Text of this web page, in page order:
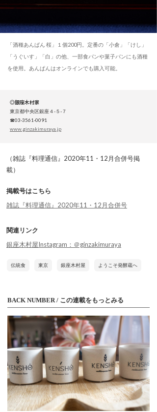
「酒種あんぱん 桜」１個200円。定番の「小倉」「けし」
「うぐいす」「白」の他、一部食パンや菓子パンにも酒種
を使用。あんぱんはオンラインでも購入可能。
◎銀座木村家
東京都中央区銀座４-５-７
☎03-3561-0091
www.ginzakimuraya.jp
（雑誌『料理通信』2020年11・12月合併号掲
載）
掲載号はこちら
雑誌『料理通信』2020年11・12月合併号
関連リンク
銀座木村屋Instagram：＠ginzakimuraya
伝統食 東京 銀座木村屋 ようこそ発酵蔵へ
BACK NUMBER / この連載をもっとみる